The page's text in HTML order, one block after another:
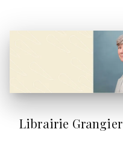
Librairie Grangier